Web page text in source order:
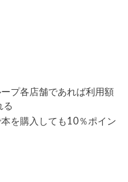
プ各店舗であれば利用額
る
を購入しても10％ポイン